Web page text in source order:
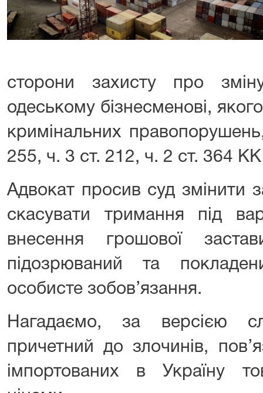
сторони захисту про
одеському бізнесменові,
кримінальних
255, ч. 3 ст. 212, ч. 2 ст. 364 КК
Адвокат просив суд змінити
скасувати тримання під
внесення грошової
підозрюваний та
особисте зобов’язання.
Нагадаємо, за версією
причетний до злочинів,
імпортованих в Україну